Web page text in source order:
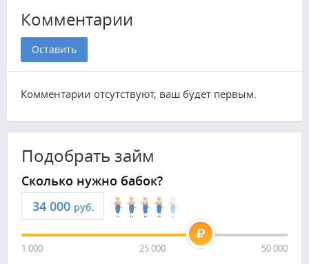
Комментарии
Оставить
Комментарии отсутствуют, ваш будет первым.
Подобрать займ
Сколько нужно бабок?
руб.
1 000 25 000 50 000